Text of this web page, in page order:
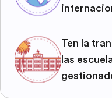
Ten la
las